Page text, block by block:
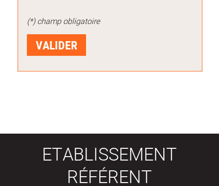
(*) champ obligatoire
ETABLISSEMENT
RÉFÉRENT